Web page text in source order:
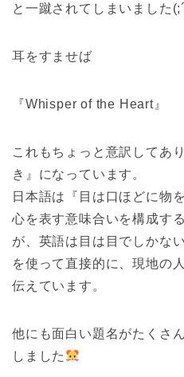
と一蹴されてしまいました
耳をすませば
『Whisper of the Heart』
これもちょっと意訳してあ
き』になっています。
日本語は『目は口ほどに物
心を表す意味合いを構成す
が、英語は目は目でしかな
を使って直接的に、現地の
伝えています。
他にも面白い題名がたくさ
しました